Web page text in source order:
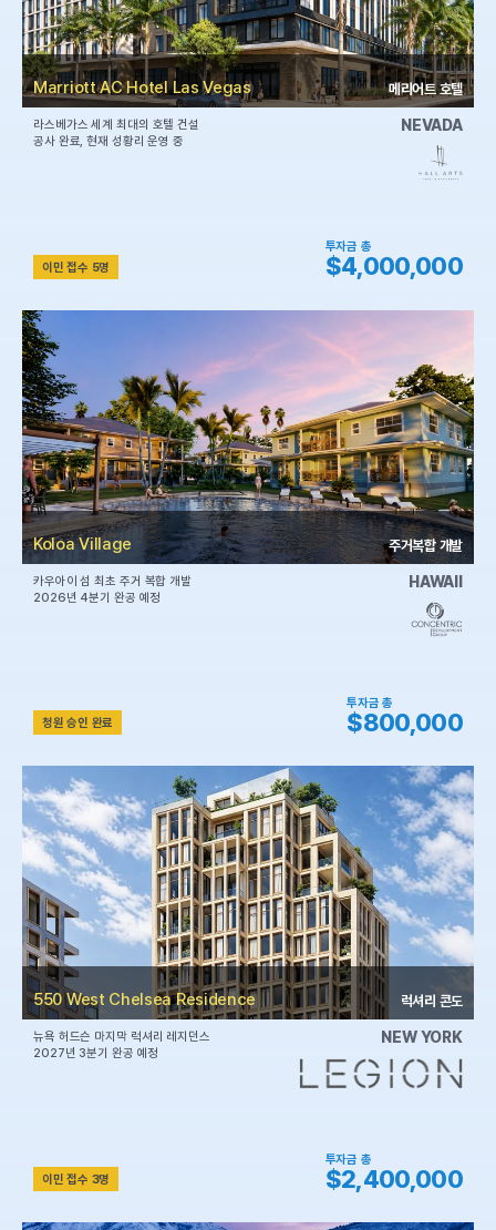
Marriott AC Hotel Las Vegas 메리어트 호텔
라스베가스 세계 최대의 호텔 건설
공사 완료, 현재 성황리 운영 중
이민 접수 5명
NEVADA
투자금 총
$4,000,000
Koloa Village 주거복합 개발
카우아이 섬 최초 주거 복합 개발
2026년 4분기 완공 예정
청원 승인 완료
HAWAII
투자금 총
$800,000
550 West Chelsea Residence 럭셔리 콘도
뉴욕 허드슨 마지막 럭셔리 레지던스
2027년 3분기 완공 예정
이민 접수 3명
NEW YORK
투자금 총
$2,400,000